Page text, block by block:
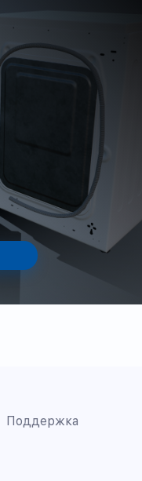
Поддержка